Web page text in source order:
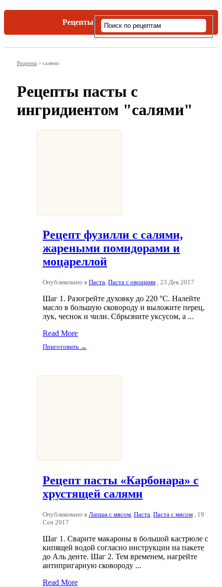
Рецепты
Рецепты > салями
Рецепты пасты с
ингридиентом "салями"
Рецепт фузилли с салями,
жареными помидорами и
моцареллой
Опубликовано в Паста Паста с овощами , 23 Дек 2017
Шаг 1. Разогрейте духовку до 220 °С. Налейте
масло в большую сковороду и выложите перец,
лук, чеснок и чили. Сбрызните уксусом, а ...
Read More
Приготовить →
Рецепт пасты «Карбонара» с
хрустящей салями
Опубликовано в Лапша с мясом Паста Паста с мясом , 19
Сен 2017
Шаг 1. Сварите макароны в большой кастрюле с
кипящей водой согласно инструкции на пакете
до Аль денте. Шаг 2. Тем временем, нагрейте
антипригарную сковороду ...
Read More